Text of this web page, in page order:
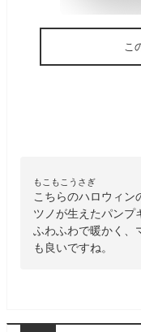
こ
もこもこうさぎ
こちらのハロウィン
ツノが生えたパンプ
ふわふわで暖かく、
も良いですね。